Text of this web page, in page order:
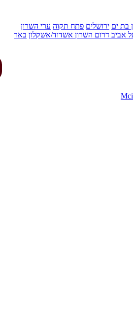
ים ירושלים פתח תקוה ערי השרון
דרום השרוןאשדוד/אשקלון באר